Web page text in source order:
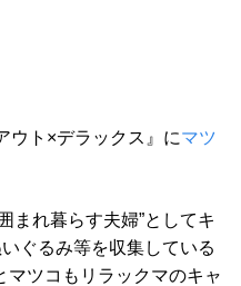
ウト×デラックス』にマツ
まれ暮らす夫婦”としてキ
ぐるみ等を収集している
ツコもリラックマのキャ